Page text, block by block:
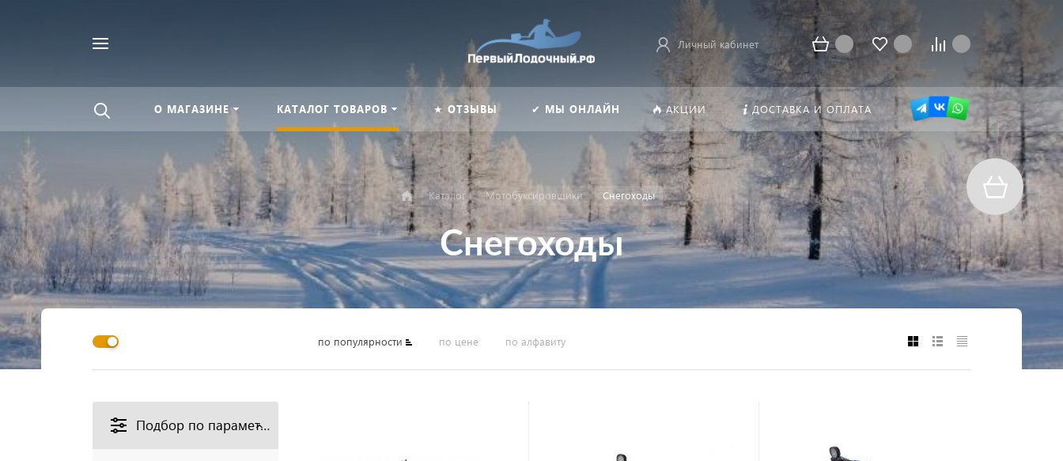
Личный кабинет
О МАГАЗИНЕ КАТАЛОГ ТОВАРОВ ★ ОТЗЫВЫ ✔ МЫ ОНЛАЙН АКЦИИ ДОСТАВКА И ОПЛАТА
Каталог Мотобуксировщики Снегоходы
Снегоходы
по популярности по цене по алфавиту
Подбор по параметрам